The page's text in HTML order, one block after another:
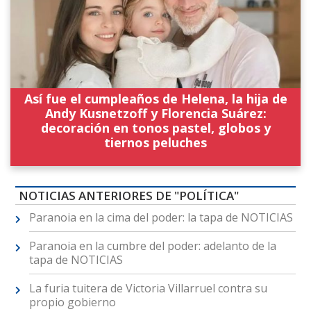
Así fue el cumpleaños de Helena, la hija de
Andy Kusnetzoff y Florencia Suárez:
decoración en tonos pastel, globos y
tiernos peluches
NOTICIAS ANTERIORES DE "POLÍTICA"
Paranoia en la cima del poder: la tapa de NOTICIAS
Paranoia en la cumbre del poder: adelanto de la
tapa de NOTICIAS
La furia tuitera de Victoria Villarruel contra su
propio gobierno